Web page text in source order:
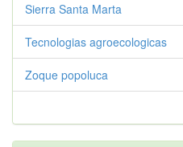
Sierra Santa Marta
Tecnologias agroecologicas
Zoque popoluca